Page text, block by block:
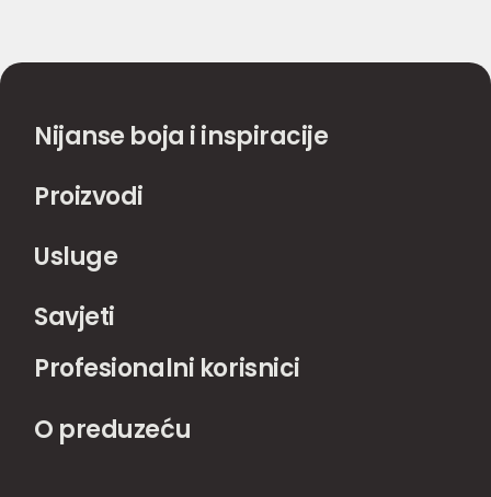
Nijanse boja i inspiracije
Proizvodi
Usluge
Savjeti
Profesionalni korisnici
O preduzeću